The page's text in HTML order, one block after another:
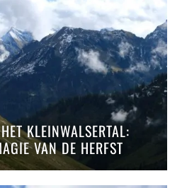
KLEINWALSERTAL:
VAN DE HERFST